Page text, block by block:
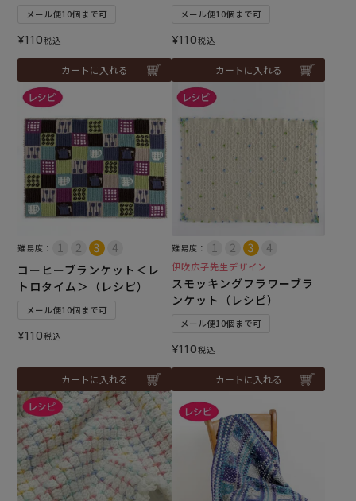
メール便10個まで可
¥110税込
カートに入れる
メール便10個まで可
¥110税込
カートに入れる
難易度：
コーヒーブランケット＜レ
トロタイム＞（レシピ）
メール便10個まで可
¥110税込
カートに入れる
難易度：
伊吹広子先生デザイン
スモッキングフラワーブラ
ンケット（レシピ）
メール便10個まで可
¥110税込
カートに入れる